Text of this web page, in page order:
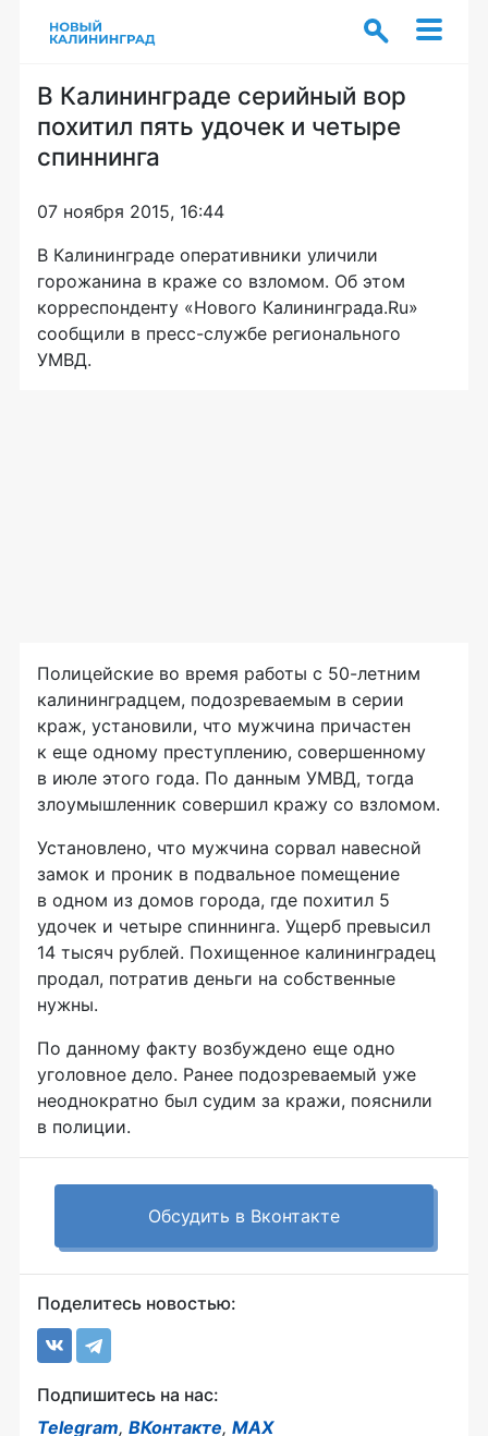
В Калининграде серийный вор
похитил пять удочек и четыре
спиннинга
07 ноября 2015, 16:44
В Калининграде оперативники уличили
горожанина в краже со взломом. Об этом
корреспонденту «Нового Калининграда.Ru»
сообщили в пресс-службе регионального
УМВД.
Полицейские во время работы с 50-летним
калининградцем, подозреваемым в серии
краж, установили, что мужчина причастен
к еще одному преступлению, совершенному
в июле этого года. По данным УМВД, тогда
злоумышленник совершил кражу со взломом.
Установлено, что мужчина сорвал навесной
замок и проник в подвальное помещение
в одном из домов города, где похитил 5
удочек и четыре спиннинга. Ущерб превысил
14 тысяч рублей. Похищенное калининградец
продал, потратив деньги на собственные
нужны.
По данному факту возбуждено еще одно
уголовное дело. Ранее подозреваемый уже
неоднократно был судим за кражи, пояснили
в полиции.
Обсудить в Вконтакте
Поделитесь новостью:
Подпишитесь на нас:
Telegram, ВКонтакте, MAX